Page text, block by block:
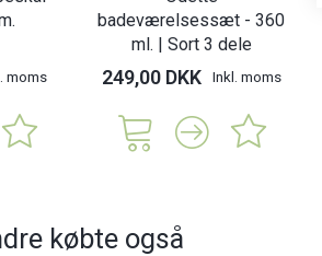
moms
badeværelsessæt - 360
ml. | Sort 3 dele
249,00 DKK Inkl. moms
købte også